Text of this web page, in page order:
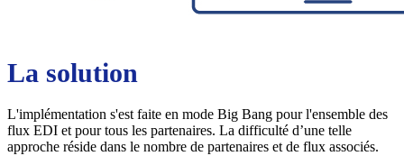
La solution
L'implémentation s'est faite en mode Big Bang pour l'ensemble des
flux EDI et pour tous les partenaires. La difficulté d’une telle
approche réside dans le nombre de partenaires et de flux associés.